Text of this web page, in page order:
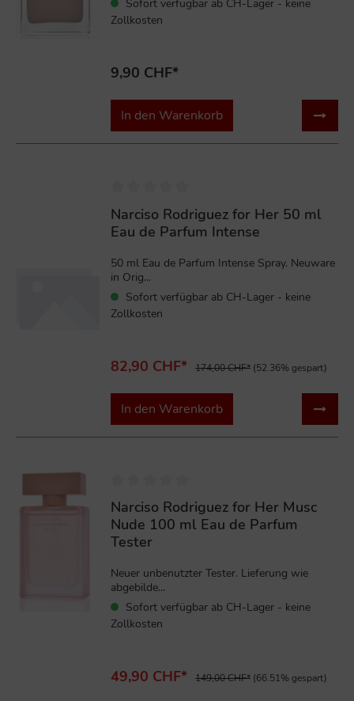
Sofort verfügbar ab CH-Lager - keine
Zollkosten
9,90 CHF*
In den Warenkorb
Narciso Rodriguez for Her 50 ml
Eau de Parfum Intense
50 ml Eau de Parfum Intense Spray. Neuware
in Orig...
Sofort verfügbar ab CH-Lager - keine
Zollkosten
82,90 CHF* 174,00 CHF* (52.36% gespart)
In den Warenkorb
Narciso Rodriguez for Her Musc
Nude 100 ml Eau de Parfum
Tester
Neuer unbenutzter Tester. Lieferung wie
abgebilde...
Sofort verfügbar ab CH-Lager - keine
Zollkosten
49,90 CHF* 149,00 CHF* (66.51% gespart)